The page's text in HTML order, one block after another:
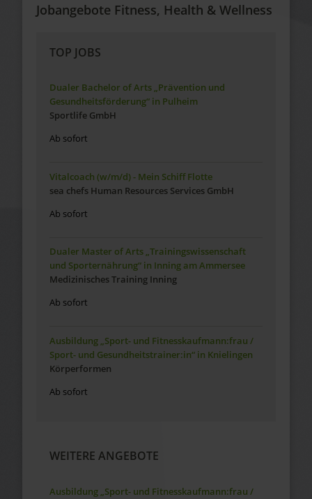
Jobangebote Fitness, Health & Wellness
TOP JOBS
Dualer Bachelor of Arts „Prävention und
Gesundheitsförderung“ in Pulheim
Sportlife GmbH
Ab sofort
Vitalcoach (w/m/d) - Mein Schiff Flotte
sea chefs Human Resources Services GmbH
Ab sofort
Dualer Master of Arts „Trainingswissenschaft
und Sporternährung“ in Inning am Ammersee
Medizinisches Training Inning
Ab sofort
Ausbildung „Sport- und Fitnesskaufmann:frau /
Sport- und Gesundheitstrainer:in“ in Knielingen
Körperformen
Ab sofort
WEITERE ANGEBOTE
Ausbildung „Sport- und Fitnesskaufmann:frau /